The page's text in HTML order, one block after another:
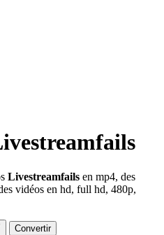
Livestreamfails en mp4, des
vidéos en hd, full hd, 480p,